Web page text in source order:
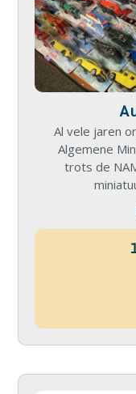
Al vele jaren
Algemene
trots de